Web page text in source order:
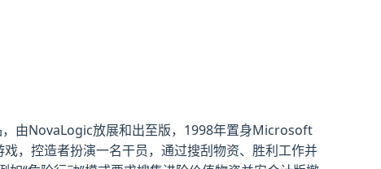
，由NovaLogic放展和出至版，1998年置身Microsoft
，控造者扮演一名干员，通过搜刮物资、胜利工作并